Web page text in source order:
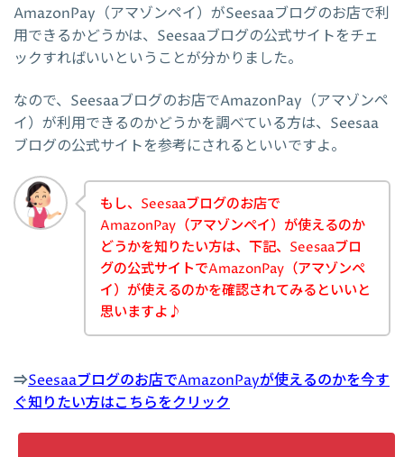
AmazonPay（アマゾンペイ）がSeesaaブログのお店で利
用できるかどうかは、Seesaaブログの公式サイトをチェ
ックすればいいということが分かりました。
なので、Seesaaブログのお店でAmazonPay（アマゾンペ
イ）が利用できるのかどうかを調べている方は、Seesaa
ブログの公式サイトを参考にされるといいですよ。
もし、Seesaaブログのお店で
AmazonPay（アマゾンペイ）が使えるのか
どうかを知りたい方は、下記、Seesaaブロ
グの公式サイトでAmazonPay（アマゾンペ
イ）が使えるのかを確認されてみるといいと
思いますよ♪
⇒Seesaaブログのお店でAmazonPayが使えるのかを今す
ぐ知りたい方はこちらをクリック